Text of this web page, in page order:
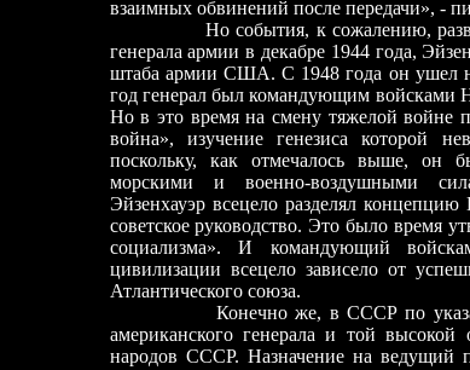
взаимных обвинений после передачи», -
Но события, к сожалению,
генерала армии в декабре 1944 года,
штаба армии США. С 1948 года он ушел
год генерал был командующим войсками
Но в это время на смену тяжелой войне
война», изучение генезиса которой
поскольку, как отмечалось выше, он
морскими и военно-воздушными
Эйзенхауэр всецело разделял
советское руководство. Это было время
социализма». И командующий
цивилизации всецело зависело от
Атлантического союза.
Конечно же, в СССР по указаниям
американского генерала и той
народов СССР. Назначение на